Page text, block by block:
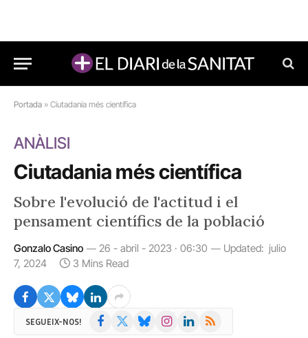
Portada » Ciutadania més científica
ANÀLISI
Ciutadania més científica
Sobre l'evolució de l'actitud i el
pensament científics de la població
Gonzalo Casino 26 - abril - 2023 · 06:30 Updated: julio
7, 2024
3 Mins Read
SEGUEIX-NOS! Facebook BlueskyInstagramLinkedIn
RSS